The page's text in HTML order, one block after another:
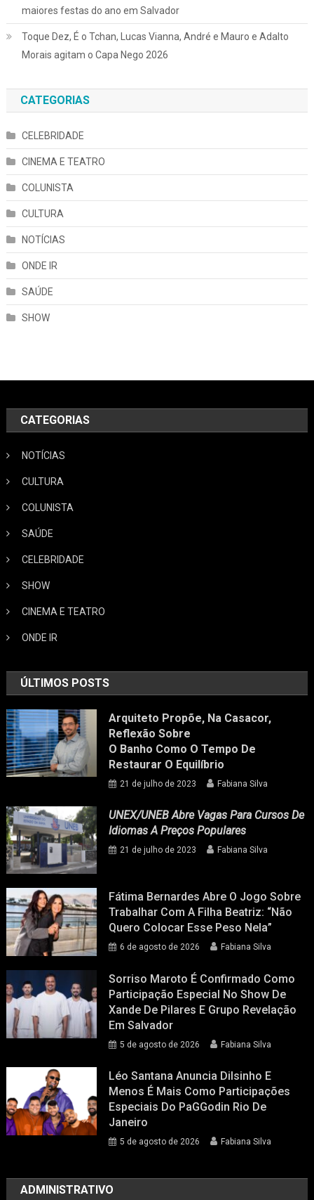
maiores festas do ano em Salvador
Toque Dez, É o Tchan, Lucas Vianna, André e Mauro e Adalto
Morais agitam o Capa Nego 2026
CATEGORIAS
CELEBRIDADE
CINEMA E TEATRO
COLUNISTA
CULTURA
NOTÍCIAS
ONDE IR
SAÚDE
SHOW
CATEGORIAS
NOTÍCIAS
CULTURA
COLUNISTA
SAÚDE
CELEBRIDADE
SHOW
CINEMA E TEATRO
ONDE IR
ÚLTIMOS POSTS
Arquiteto Propõe, Na Casacor,
Reflexão Sobre
O Banho Como O Tempo De
Restaurar O Equilíbrio
21 de julho de 2023 Fabiana Silva
UNEX/UNEB Abre Vagas Para Cursos De
Idiomas A Preços Populares
21 de julho de 2023 Fabiana Silva
Fátima Bernardes Abre O Jogo Sobre
Trabalhar Com A Filha Beatriz: “Não
Quero Colocar Esse Peso Nela”
6 de agosto de 2026 Fabiana Silva
Sorriso Maroto É Confirmado Como
Participação Especial No Show De
Xande De Pilares E Grupo Revelação
Em Salvador
5 de agosto de 2026 Fabiana Silva
Léo Santana Anuncia Dilsinho E
Menos É Mais Como Participações
Especiais Do PaGGodin Rio De
Janeiro
5 de agosto de 2026 Fabiana Silva
ADMINISTRATIVO